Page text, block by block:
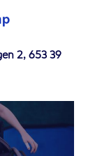
2, 653 39